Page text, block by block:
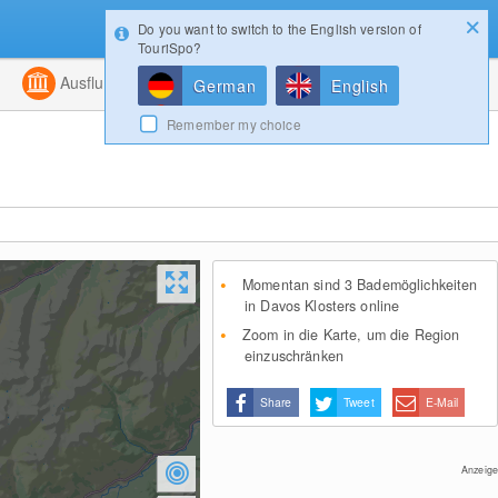
Kombiniert
Ausflugsziele Magazin
Momentan sind 3 Bademöglichkeiten
in Davos Klosters online
Zoom in die Karte, um die Region
einzuschränken
Share Tweet E-Mail
Anzeige
Login
Do you want to switch to the English version of
TouriSpo?
German English
Remember my choice
Konfigurator Gewinnspiele